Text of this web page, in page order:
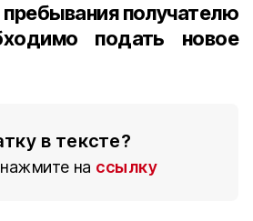
получателю
подать новое
в тексте?
на ссылку